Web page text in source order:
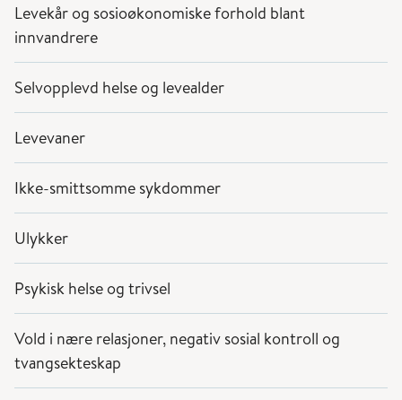
Levekår og sosioøkonomiske forhold blant
innvandrere
Selvopplevd helse og levealder
Levevaner
Ikke-smittsomme sykdommer
Ulykker
Psykisk helse og trivsel
Vold i nære relasjoner, negativ sosial kontroll og
tvangsekteskap